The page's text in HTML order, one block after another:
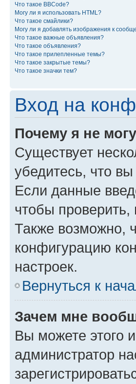
Что такое BBCode?
Могу ли я использовать HTML?
Что такое смайлики?
Могу ли я добавлять изображения к
Что такое важные объявления?
Что такое объявления?
Что такое прилепленные темы?
Что такое закрытые темы?
Что такое значки тем?
Вход на
Почему я не
Существует
убедитесь, что
Если данные
чтобы
Также возможно,
конфигурацию
настроек.
Вернуться к
Зачем мне
Вы можете этого
администратор